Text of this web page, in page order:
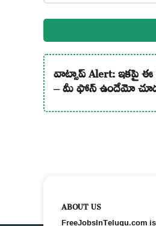
వాట్సాప్ Alert: ఇకపై
– మీ ఫోన్ ఉందేమో
ABOUT US
FreeJobsInTelugu.com